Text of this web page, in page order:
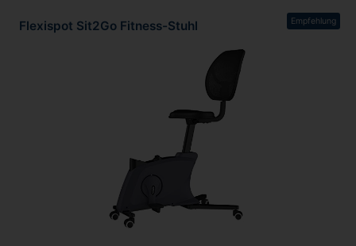
Empfehlung
Flexispot Sit2Go Fitness-Stuhl